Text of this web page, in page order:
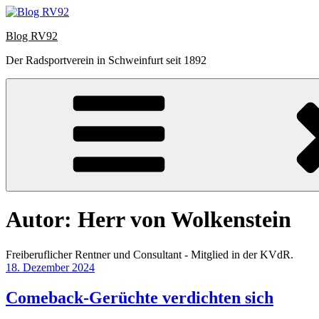
Zum
springen
Blog RV92
Der Radsportverein in Schweinfurt seit 1892
Autor: Herr von Wolkenstein
Freiberuflicher Rentner und Consultant - Mitglied in der KVdR.
Veröffentlicht
18. Dezember 2024
Comeback-Gerüchte verdichten sich